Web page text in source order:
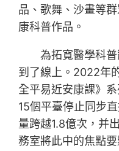
品、歌舞、沙畫等
康科普作品。
為拓寬醫學科
到了線上。2022年
全平易近安康課》
15個平臺停止同步
量跨越1.8億次，并
務室將此中的焦點